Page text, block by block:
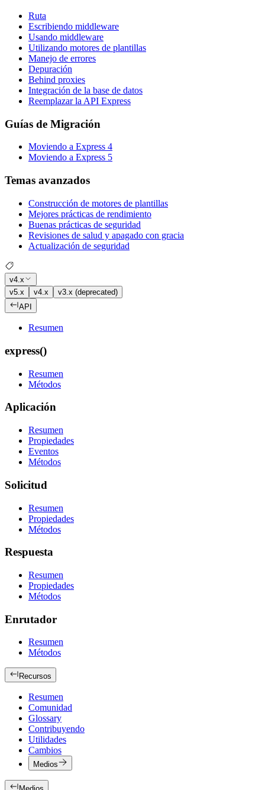
Ruta
Escribiendo middleware
Usando middleware
Utilizando motores de plantillas
Manejo de errores
Depuración
Behind proxies
Integración de la base de datos
Reemplazar la API Express
Guías de Migración
Moviendo a Express 4
Moviendo a Express 5
Temas avanzados
Construcción de motores de plantillas
Mejores prácticas de rendimiento
Buenas prácticas de seguridad
Revisiones de salud y apagado con gracia
Actualización de seguridad
v4.x
v5.x
v4.x
v3.x (deprecated)
API
Resumen
express()
Resumen
Métodos
Aplicación
Resumen
Propiedades
Eventos
Métodos
Solicitud
Resumen
Propiedades
Métodos
Respuesta
Resumen
Propiedades
Métodos
Enrutador
Resumen
Métodos
Recursos
Resumen
Comunidad
Glossary
Contribuyendo
Utilidades
Cambios
Medios